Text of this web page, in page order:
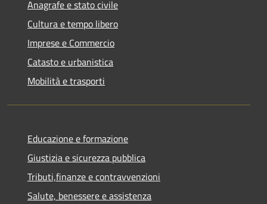
Anagrafe e stato civile
Cultura e tempo libero
Imprese e Commercio
Catasto e urbanistica
Mobilità e trasporti
Educazione e formazione
Giustizia e sicurezza pubblica
Tributi,finanze e contravvenzioni
Salute, benessere e assistenza